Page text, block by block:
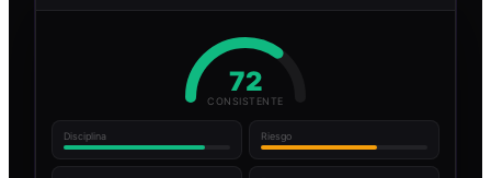
72
CONSISTENTE
Disciplina Riesgo